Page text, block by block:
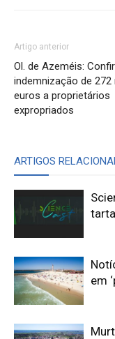
Artigo anterior
Ol. de Azeméis:
indemnização de 272
euros a proprietários
expropriados
ARTIGOS
em